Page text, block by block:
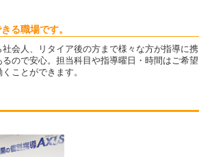
る職場です。
会人、リタイア後の方まで様々な方が指導に携
ので安心。担当科目や指導曜日・時間はご希望
ことができます。